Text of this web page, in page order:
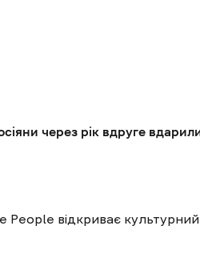
через рік вдруге
People відкриває